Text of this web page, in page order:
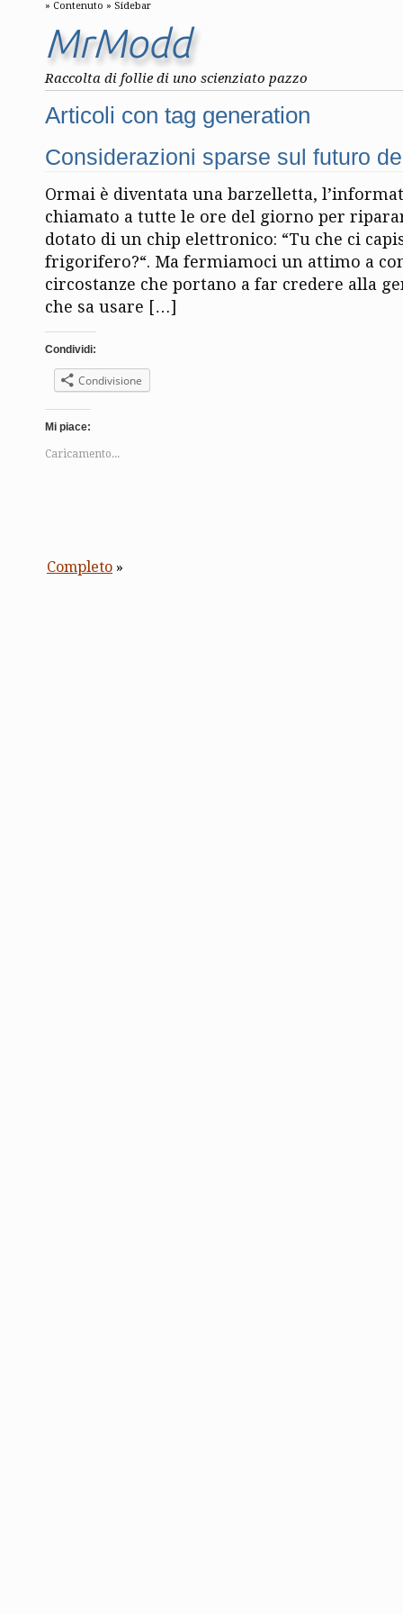
Contenuto Sidebar
MrModd
Raccolta di follie di uno scienziato pazzo
Articoli con tag generation
Considerazioni sparse sul futuro
Ormai è diventata una barzelletta,
chiamato a tutte le ore del giorno per
dotato di un chip elettronico: “Tu che ci
frigorifero?“. Ma fermiamoci un attimo a
circostanze che portano a far credere alla
che sa usare […]
Condividi:
Condivisione
Mi piace:
Caricamento...
Completo »